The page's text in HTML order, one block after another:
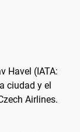
Havel (IATA:
ciudad y el
Airlines.